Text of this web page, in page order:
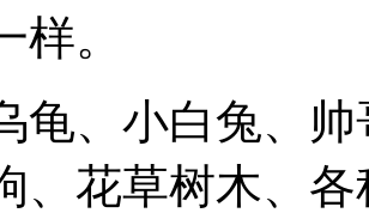
样。
龟、小白兔、
、花草树木、